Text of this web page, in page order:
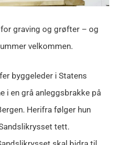
graving og grøfter – og
velkommen.
byggeleder i Statens
i en grå anleggsbrakke på
Herifra følger hun
tett.